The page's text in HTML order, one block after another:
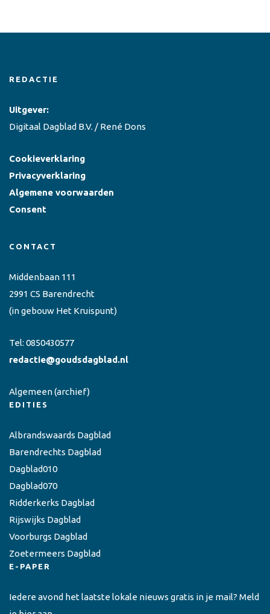
REDACTIE
Uitgever:
Digitaal Dagblad B.V. / René Dons
Cookieverklaring
Privacyverklaring
Algemene voorwaarden
Consent
CONTACT
Middenbaan 111
2991 CS Barendrecht
(in gebouw Het Kruispunt)
Tel: 0850430577
redactie@goudsdagblad.nl
Algemeen(archief)
EDITIES
Albrandswaards Dagblad
Barendrechts Dagblad
Dagblad010
Dagblad070
Ridderkerks Dagblad
Rijswijks Dagblad
Voorburgs Dagblad
Zoetermeers Dagblad
E-PAPER
Iedere avond het laatste lokale nieuws gratis in je mail? Meld